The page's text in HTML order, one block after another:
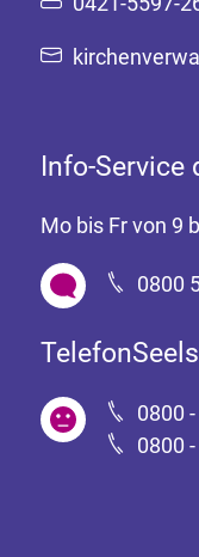
Info-Service
Mo bis Fr von 9
0800
0800
0800